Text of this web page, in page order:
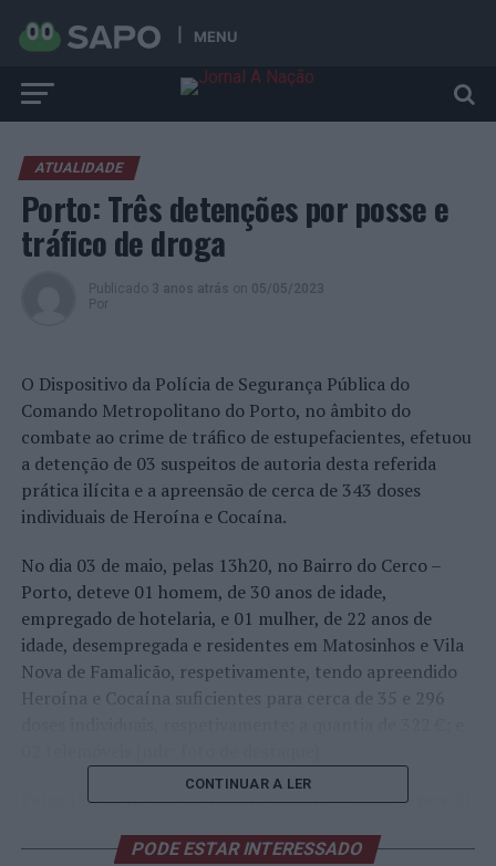
MENU
ATUALIDADE
Porto: Três detenções por posse e
tráfico de droga
Publicado 3 anos atrás on 05/05/2023
Por
O Dispositivo da Polícia de Segurança Pública do
Comando Metropolitano do Porto, no âmbito do
combate ao crime de tráfico de estupefacientes, efetuou
a detenção de 03 suspeitos de autoria desta referida
prática ilícita e a apreensão de cerca de 343 doses
individuais de Heroína e Cocaína.
No dia 03 de maio, pelas 13h20, no Bairro do Cerco –
Porto, deteve 01 homem, de 30 anos de idade,
empregado de hotelaria, e 01 mulher, de 22 anos de
idade, desempregada e residentes em Matosinhos e Vila
Nova de Famalicão, respetivamente, tendo apreendido
Heroína e Cocaína suficientes para cerca de 35 e 296
Pelas 18h20, no Largo António Calém – Porto, deteve 01
apreendendo Heroína e Cocaína suficientes para cerca
CONTINUAR A LER
PODE ESTAR INTERESSADO